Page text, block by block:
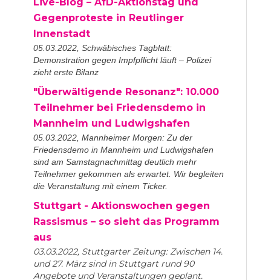
Gegenproteste in Reutlinger
Innenstadt
05.03.2022, Schwäbisches Tagblatt:
Demonstration gegen Impfpflicht läuft – Polizei
zieht erste Bilanz
"Überwältigende Resonanz": 10.000
Teilnehmer bei Friedensdemo in
Mannheim und Ludwigshafen
05.03.2022, Mannheimer Morgen: Zu der
Friedensdemo in Mannheim und Ludwigshafen
sind am Samstagnachmittag deutlich mehr
Teilnehmer gekommen als erwartet. Wir begleiten
die Veranstaltung mit einem Ticker.
Stuttgart - Aktionswochen gegen
Rassismus – so sieht das Programm
aus
03.03.2022, Stuttgarter Zeitung: Zwischen 14.
und 27. März sind in Stuttgart rund 90
Angebote und Veranstaltungen geplant.